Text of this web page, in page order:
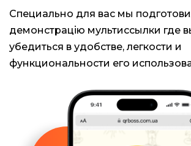
Специально для вас мы
демонстрацію мультиссылки где
убедиться в удобстве, легкости и
функциональности его